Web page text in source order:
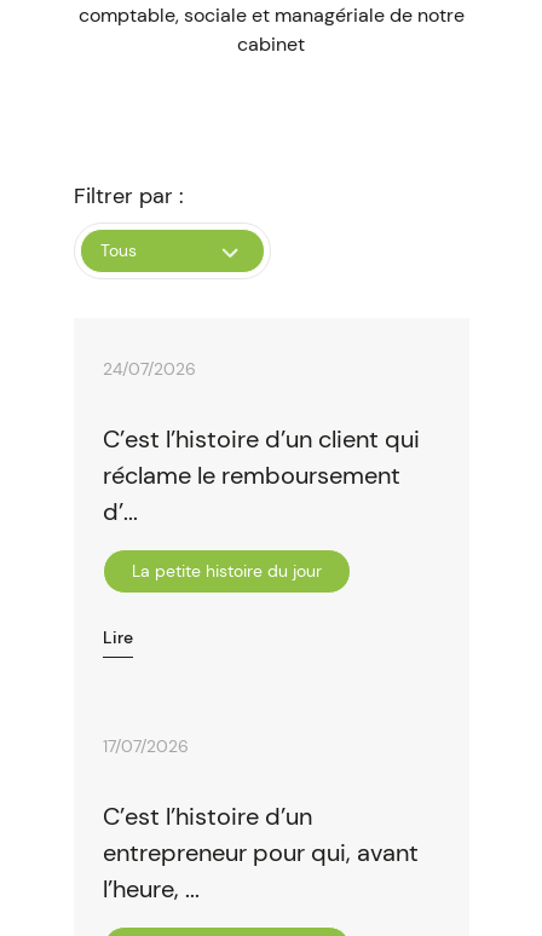
comptable, sociale et managériale de notre
cabinet
Filtrer par :
Tous
24/07/2026
C’est l’histoire d’un client qui
réclame le remboursement
d’...
La petite histoire du jour
Lire
17/07/2026
C’est l’histoire d’un
entrepreneur pour qui, avant
l’heure, ...